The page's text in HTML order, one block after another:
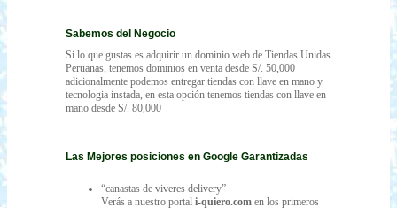
Sabemos del Negocio
Si lo que gustas es adquirir un dominio web de Tiendas Unidas
Peruanas, tenemos dominios en venta desde S/. 50,000
adicionalmente podemos entregar tiendas con llave en mano y
tecnologia instada, en esta opción tenemos tiendas con llave en
mano desde S/. 80,000
Las Mejores posiciones en Google Garantizadas
“canastas de viveres delivery”
Verás a nuestro portal i-quiero.com en los primeros